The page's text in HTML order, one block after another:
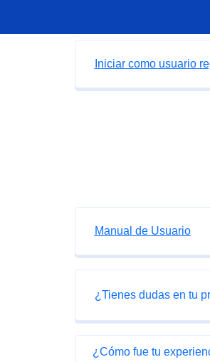
Iniciar como usuario
Manual de Usuario
¿Tienes dudas en tu
¿Cómo fue tu